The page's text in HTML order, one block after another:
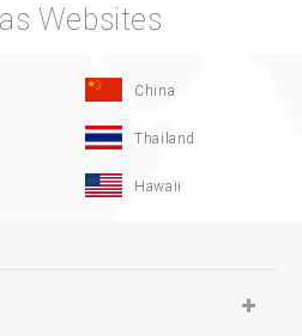
Websites
China
Thailand
Hawaii